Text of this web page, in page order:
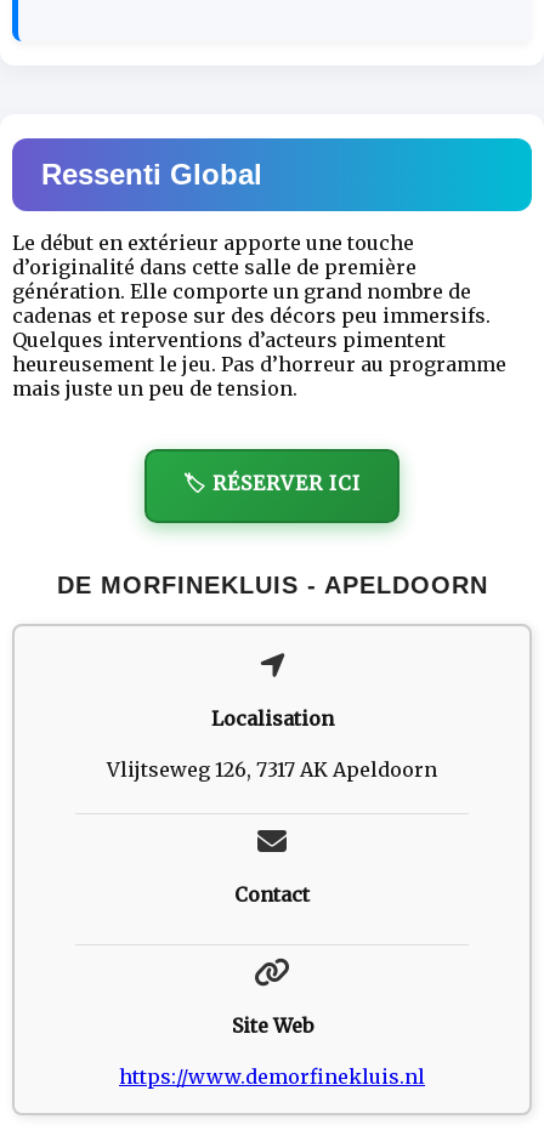
Ressenti Global
Le début en extérieur apporte une touche
d’originalité dans cette salle de première
génération. Elle comporte un grand nombre de
cadenas et repose sur des décors peu immersifs.
Quelques interventions d’acteurs pimentent
heureusement le jeu. Pas d’horreur au programme
mais juste un peu de tension.
🏷️ RÉSERVER ICI
DE MORFINEKLUIS - APELDOORN
Localisation
Vlijtseweg 126, 7317 AK Apeldoorn
Contact
Site Web
https://www.demorfinekluis.nl